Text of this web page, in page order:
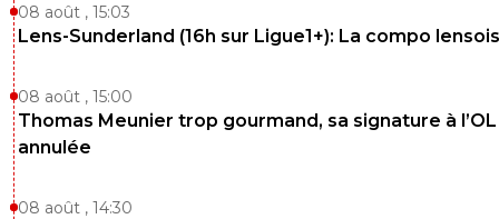
08 août , 15:03
Lens-Sunderland (16h sur Ligue1+): La compo
08 août , 15:00
Thomas Meunier trop gourmand, sa signature à l’OL
annulée
08 août , 14:30